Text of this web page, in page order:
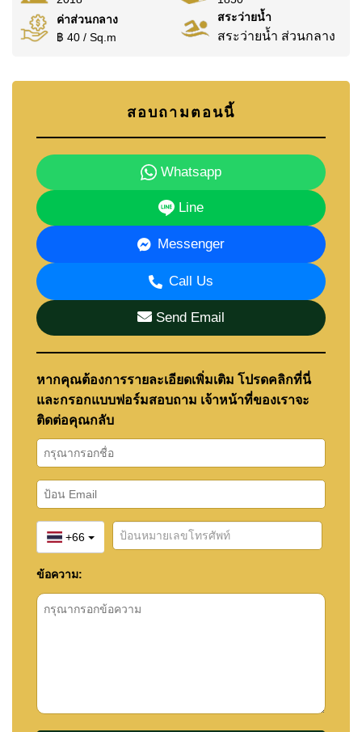
ค่าส่วนกลาง
฿ 40 / Sq.m
สระว่ายน้ำ
สระว่ายน้ำ ส่วนกลาง
สอบถามตอนนี้
Whatsapp
Line
Messenger
Call Us
Send Email
หากคุณต้องการรายละเอียดเพิ่มเติม โปรดคลิกที่นี่
และกรอกแบบฟอร์มสอบถาม เจ้าหน้าที่ของเราจะ
ติดต่อคุณกลับ
+66
ข้อความ: